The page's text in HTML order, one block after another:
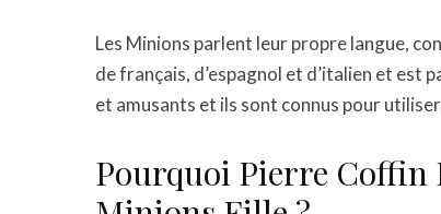
Les Minions parlent leur propre langue,
de français, d’espagnol et d’italien et est
et amusants et ils sont connus pour
Pourquoi Pierre Coffin